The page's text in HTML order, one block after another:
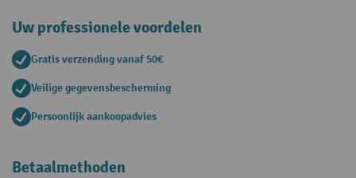
Uw professionele voordelen
Gratis verzending vanaf 50€
Veilige gegevensbescherming
Persoonlijk aankoopadvies
Betaalmethoden